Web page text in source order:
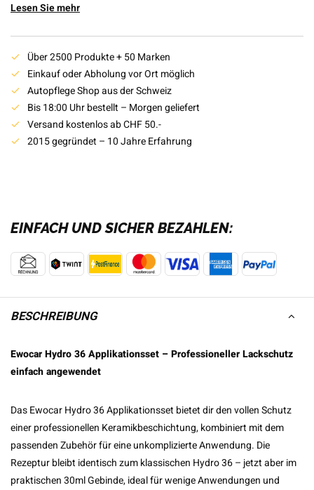
Lesen Sie mehr
Über 2500 Produkte + 50 Marken
Einkauf oder Abholung vor Ort möglich
Autopflege Shop aus der Schweiz
Bis 18:00 Uhr bestellt – Morgen geliefert
Versand kostenlos ab CHF 50.-
2015 gegründet – 10 Jahre Erfahrung
EINFACH UND SICHER BEZAHLEN:
BESCHREIBUNG
Ewocar Hydro 36 Applikationsset – Professioneller Lackschutz
einfach angewendet
Das Ewocar Hydro 36 Applikationsset bietet dir den vollen Schutz
einer professionellen Keramikbeschichtung, kombiniert mit dem
passenden Zubehör für eine unkomplizierte Anwendung. Die
Rezeptur bleibt identisch zum klassischen Hydro 36 – jetzt aber im
praktischen 30ml Gebinde, ideal für wenige Anwendungen und